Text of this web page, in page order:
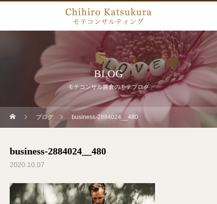
BLOG
モテコンサル勝倉のモテブログ
ブログ business-2884024__480
business-2884024__480
2020.10.07